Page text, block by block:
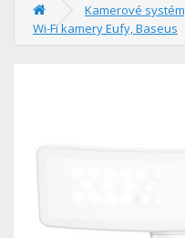
Kamerové
Wi-Fi kamery Eufy, Baseus